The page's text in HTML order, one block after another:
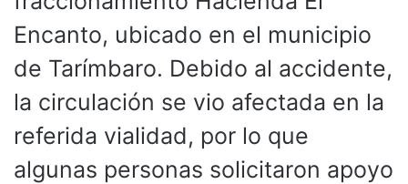
Encanto, ubicado en el municipio
de Tarímbaro. Debido al accidente,
la circulación se vio afectada en la
referida vialidad, por lo que
algunas personas solicitaron apoyo